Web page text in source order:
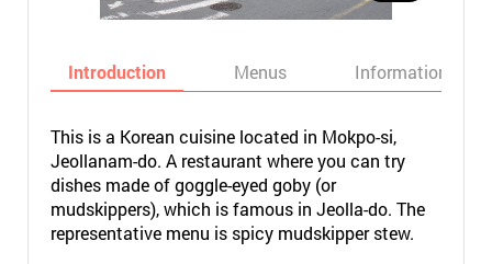
Introduction Menus Informations
This is a Korean cuisine located in Mokpo-si,
Jeollanam-do. A restaurant where you can try
dishes made of goggle-eyed goby (or
mudskippers), which is famous in Jeolla-do. The
representative menu is spicy mudskipper stew.